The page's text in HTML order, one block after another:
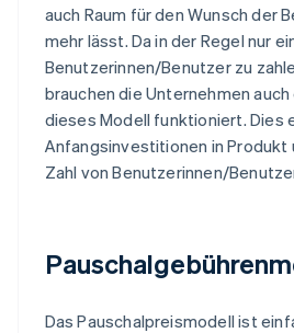
auch Raum für den Wunsch der
mehr lässt. Da in der Regel nur
Benutzerinnen/Benutzer zu
brauchen die Unternehmen
dieses Modell funktioniert.
Anfangsinvestitionen in Produkt
Zahl von Benutzerinnen/
Das Pauschalpreismodell ist